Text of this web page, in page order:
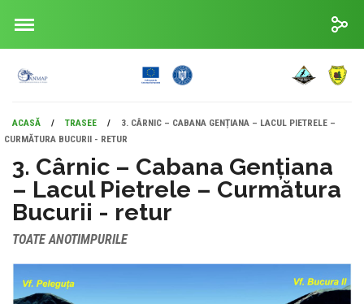
ACASĂ / TRASEE /
3. CÂRNIC – CABANA GENȚIANA – LACUL PIETRELE –
CURMĂTURA BUCURII - RETUR
3. Cârnic – Cabana Gențiana
– Lacul Pietrele – Curmătura
Bucurii - retur
TOATE ANOTIMPURILE